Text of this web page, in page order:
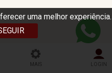
uma melhor experiência.
MAIS LOGIN